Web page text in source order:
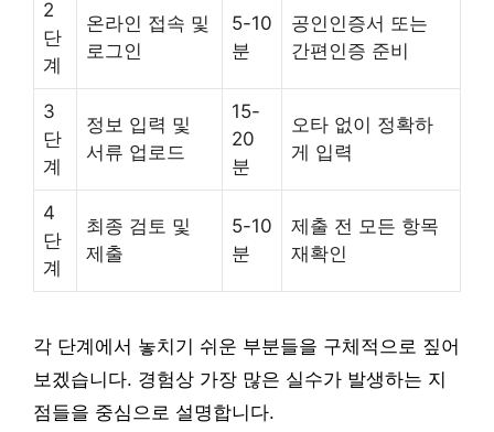
2
단
계
온라인 접속 및
로그인
5-10
분
공인인증서 또는
간편인증 준비
3
단
계
정보 입력 및
서류 업로드
15-
20
분
오타 없이 정확하
게 입력
4
단
계
최종 검토 및
제출
5-10
분
제출 전 모든 항목
재확인
각 단계에서 놓치기 쉬운 부분들을 구체적으로 짚어
보겠습니다. 경험상 가장 많은 실수가 발생하는 지
점들을 중심으로 설명합니다.